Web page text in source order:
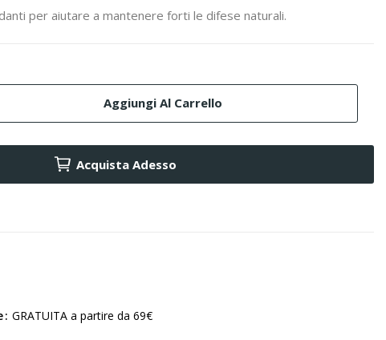
per aiutare a mantenere forti le difese naturali.
Aggiungi Al Carrello
Acquista Adesso
GRATUITA a partire da 69€